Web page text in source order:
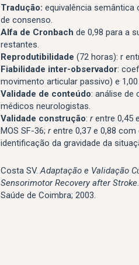
Tradução: equivalência semântica
de consenso.
Alfa de Cronbach de 0,98 para a
restantes.
Reprodutibilidade (72 horas): r
Fiabilidade inter-observador:
movimento articular passivo) e
Validade de conteúdo: análise de
médicos neurologistas.
Validade construção: rentre 0,45
MOS SF-36; rentre 0,37 e 0,88 com
identificação da gravidade da
Costa SV. Adaptação e Validação
Sensorimotor Recovery after Stroke
Saúde de Coimbra; 2003.